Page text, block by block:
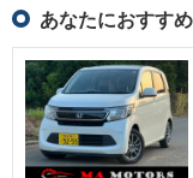
あなたにおすす